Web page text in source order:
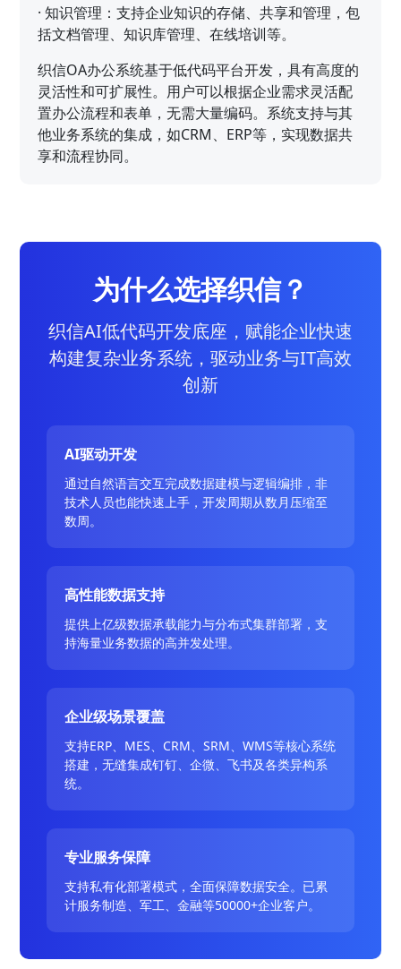
·知识管理：支持企业知识的存储、共享和管理，包
括文档管理、知识库管理、在线培训等。
织信OA办公系统基于低代码平台开发，具有高度的
灵活性和可扩展性。用户可以根据企业需求灵活配
置办公流程和表单，无需大量编码。系统支持与其
他业务系统的集成，如CRM、ERP等，实现数据共
享和流程协同。
为什么选择织信？
织信AI低代码开发底座，赋能企业快速
构建复杂业务系统，驱动业务与IT高效
创新
AI驱动开发
通过自然语言交互完成数据建模与逻辑编排，非
技术人员也能快速上手，开发周期从数月压缩至
数周。
高性能数据支持
提供上亿级数据承载能力与分布式集群部署，支
持海量业务数据的高并发处理。
企业级场景覆盖
支持ERP、MES、CRM、SRM、WMS等核心系统
搭建，无缝集成钉钉、企微、飞书及各类异构系
统。
专业服务保障
支持私有化部署模式，全面保障数据安全。已累
计服务制造、军工、金融等50000+企业客户。